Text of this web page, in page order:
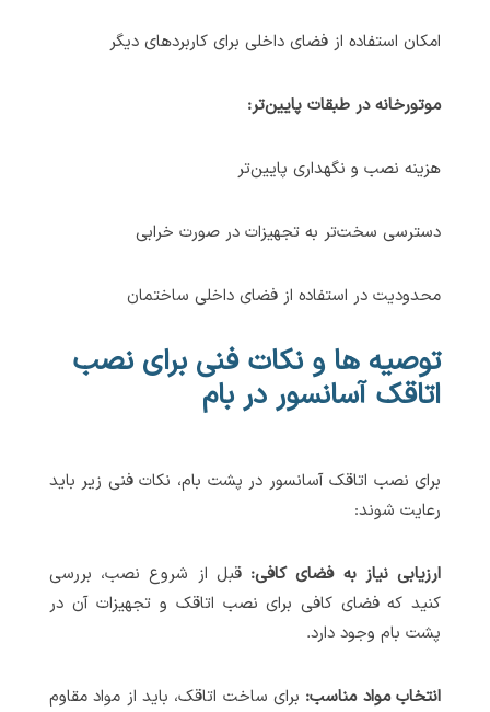
امکان استفاده از فضای داخلی برای کاربردهای دیگر
موتورخانه در طبقات پایین‌تر:
هزینه نصب و نگهداری پایین‌تر
دسترسی سخت‌تر به تجهیزات در صورت خرابی
محدودیت در استفاده از فضای داخلی ساختمان
توصیه ها و نکات فنی برای نصب
اتاقک آسانسور در بام
برای نصب اتاقک آسانسور در پشت بام، نکات فنی زیر باید
رعایت شوند:
ارزیابی نیاز به فضای کافی: قبل از شروع نصب، بررسی
کنید که فضای کافی برای نصب اتاقک و تجهیزات آن در
پشت بام وجود دارد.
انتخاب مواد مناسب: برای ساخت اتاقک، باید از مواد مقاوم